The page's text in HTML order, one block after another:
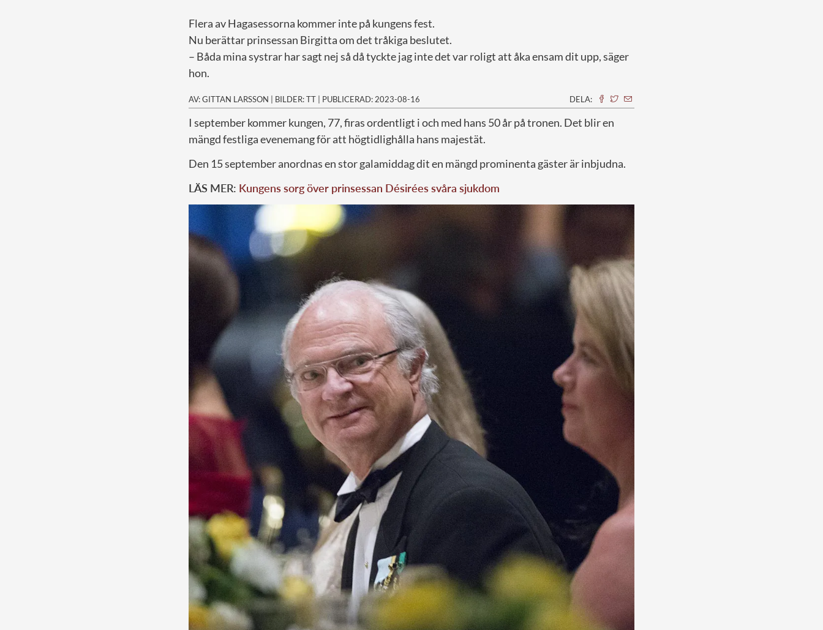
Flera av Hagasessorna kommer inte på kungens fest.
Nu berättar prinsessan Birgitta om det tråkiga beslutet.
– Båda mina systrar har sagt nej så då tyckte jag inte det var roligt att åka ensam dit upp, säger
hon.
AV: GITTAN LARSSON | BILDER: TT | PUBLICERAD: 2023-08-16 DELA:
I september kommer kungen, 77, firas ordentligt i och med hans 50 år på tronen. Det blir en
mängd festliga evenemang för att högtidlighålla hans majestät.
Den 15 september anordnas en stor galamiddag dit en mängd prominenta gäster är inbjudna.
LÄS MER: Kungens sorg över prinsessan Désirées svåra sjukdom